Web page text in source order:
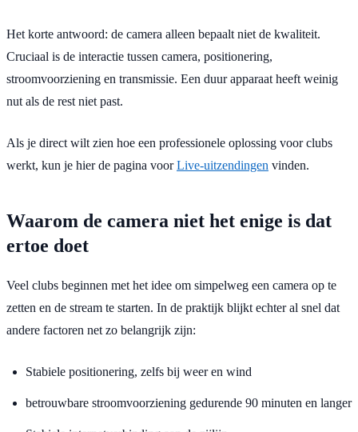
Het korte antwoord: de camera alleen bepaalt niet de kwaliteit.
Cruciaal is de interactie tussen camera, positionering,
stroomvoorziening en transmissie. Een duur apparaat heeft weinig
nut als de rest niet past.
Als je direct wilt zien hoe een professionele oplossing voor clubs
werkt, kun je hier de pagina voorLive-uitzendingen vinden.
Waarom de camera niet het enige is dat
ertoe doet
Veel clubs beginnen met het idee om simpelweg een camera op te
zetten en de stream te starten. In de praktijk blijkt echter al snel dat
andere factoren net zo belangrijk zijn:
Stabiele positionering, zelfs bij weer en wind
betrouwbare stroomvoorziening gedurende 90 minuten en langer